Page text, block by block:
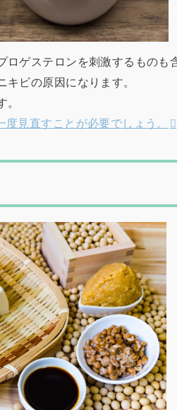
ゲステロンを刺激するものも
キビの原因になります。
見直すことが必要でしょう。